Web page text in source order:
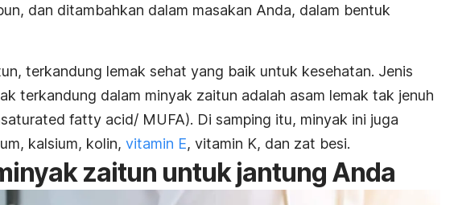
dan ditambahkan dalam masakan Anda, dalam bentuk
terkandung lemak sehat yang baik untuk kesehatan. Jenis
terkandung dalam minyak zaitun adalah asam lemak tak jenuh
fatty acid/ MUFA). Di samping itu, minyak ini juga
kalsium, kolin, vitamin E, vitamin K, dan zat besi.
zaitun untuk jantung Anda